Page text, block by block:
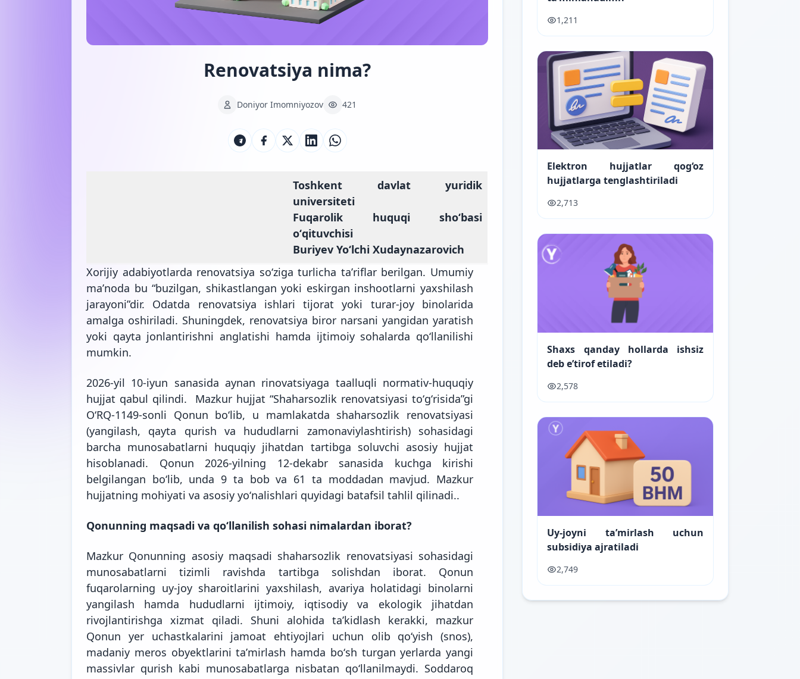
Renovatsiya nima?
Doniyor Imomniyozov 421
Toshkent davlat yuridik
universiteti
Fuqarolik huquqi shoʻbasi
oʻqituvchisi
Buriyev Yoʻlchi Xudaynazarovich
Xorijiy adabiyotlarda renovatsiya soʻziga turlicha taʼriflar berilgan. Umumiy
maʼnoda bu “buzilgan, shikastlangan yoki eskirgan inshootlarni yaxshilash
jarayoni”dir. Odatda renovatsiya ishlari tijorat yoki turar-joy binolarida
amalga oshiriladi. Shuningdek, renovatsiya biror narsani yangidan yaratish
yoki qayta jonlantirishni anglatishi hamda ijtimoiy sohalarda qoʻllanilishi
mumkin.
2026-yil 10-iyun sanasida aynan rinovatsiyaga taalluqli normativ-huquqiy
hujjat qabul qilindi. Mazkur hujjat “Shaharsozlik renovatsiyasi toʻgʻrisida”gi
OʻRQ-1149-sonli Qonun boʻlib, u mamlakatda shaharsozlik renovatsiyasi
(yangilash, qayta qurish va hududlarni zamonaviylashtirish) sohasidagi
barcha munosabatlarni huquqiy jihatdan tartibga soluvchi asosiy hujjat
hisoblanadi. Qonun 2026-yilning 12-dekabr sanasida kuchga kirishi
belgilangan boʻlib, unda 9 ta bob va 61 ta moddadan mavjud. Mazkur
hujjatning mohiyati va asosiy yoʻnalishlari quyidagi batafsil tahlil qilinadi..
Qonunning maqsadi va qoʻllanilish sohasi nimalardan iborat?
Mazkur Qonunning asosiy maqsadi shaharsozlik renovatsiyasi sohasidagi
munosabatlarni tizimli ravishda tartibga solishdan iborat. Qonun
fuqarolarning uy-joy sharoitlarini yaxshilash, avariya holatidagi binolarni
yangilash hamda hududlarni ijtimoiy, iqtisodiy va ekologik jihatdan
rivojlantirishga xizmat qiladi. Shuni alohida taʼkidlash kerakki, mazkur
Qonun yer uchastkalarini jamoat ehtiyojlari uchun olib qoʻyish (snos),
madaniy meros obyektlarini taʼmirlash hamda boʻsh turgan yerlarda yangi
massivlar qurish kabi munosabatlarga nisbatan qoʻllanilmaydi. Soddaroq
1,211
Elektron hujjatlar qog‘oz
hujjatlarga tenglashtiriladi
2,713
Shaxs qanday hollarda ishsiz
deb e’tirof etiladi?
2,578
Uy-joyni ta’mirlash uchun
subsidiya ajratiladi
2,749